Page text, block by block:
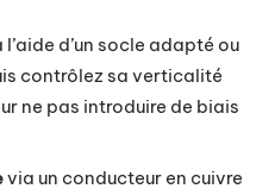
d’un socle adapté ou
contrôlez sa verticalité
ne pas introduire de biais
via un conducteur en cuivre